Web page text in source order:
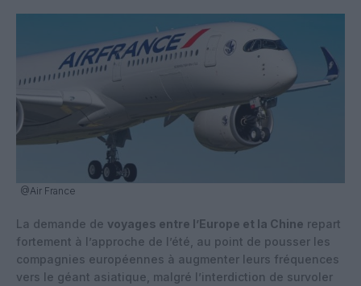
@Air France
La demande de voyages entre l’Europe et la Chine repart
fortement à l’approche de l’été, au point de pousser les
compagnies européennes à augmenter leurs fréquences
vers le géant asiatique, malgré l’interdiction de survoler